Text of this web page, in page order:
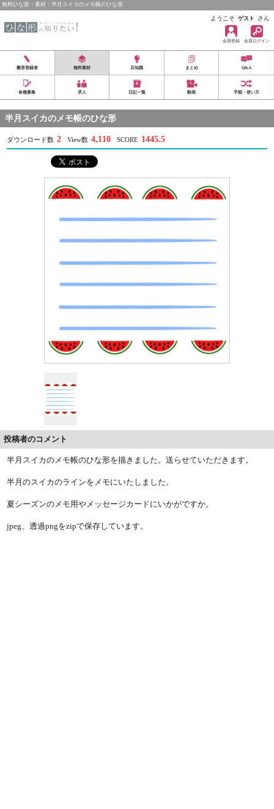
無料ひな形・素材：半月スイカのメモ帳のひな形
ようこそ ゲスト さん
会員登録 会員ログイン
雛形登録者 無料素材 豆知識 まとめ Q&A
各種募集 求人 日記一覧 動画 手順・使い方
半月スイカのメモ帳のひな形
ダウンロード数 2 View数 4,110 SCORE 1445.5
投稿者のコメント
半月スイカのメモ帳のひな形を描きました。送らせていただきます。
半月のスイカのラインをメモにいたしました。
夏シーズンのメモ用やメッセージカードにいかがですか。
jpeg、透過pngをzipで保存しています。